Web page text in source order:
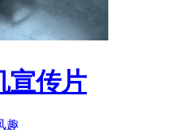
宣传片
趣